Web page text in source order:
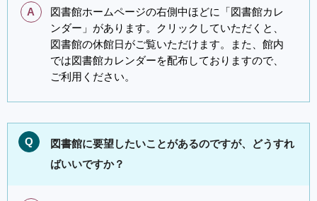
A
図書館ホームページの右側中ほどに「図書館カレ
ンダー」があります。クリックしていただくと、
図書館の休館日がご覧いただけます。また、館内
では図書館カレンダーを配布しておりますので、
ご利用ください。
Q
図書館に要望したいことがあるのですが、どうすれ
ばいいですか？